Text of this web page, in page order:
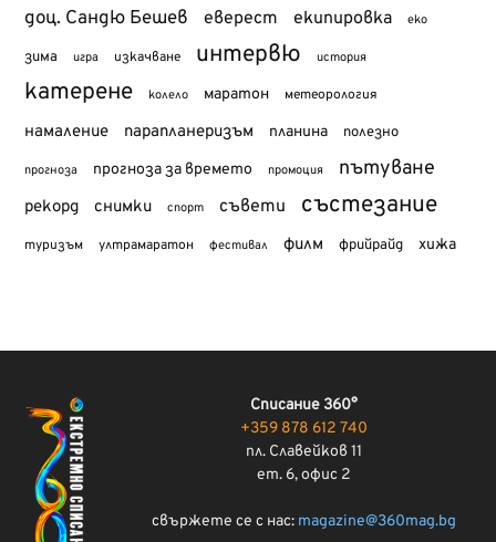
доц. Сандю Бешев еверест екипировка еко
зима игра изкачване интервю история
катерене колело маратон метеорология
намаление парапланеризъм планина полезно
прогноза прогноза за времето промоция пътуване
рекорд снимки спорт съвети състезание
туризъм ултрамаратон фестивал филм фрийрайд хижа
Списание 360°
+359 878 612 740
пл. Славейков 11
ет. 6, офис 2
свържете се с нас: magazine@360mag.bg